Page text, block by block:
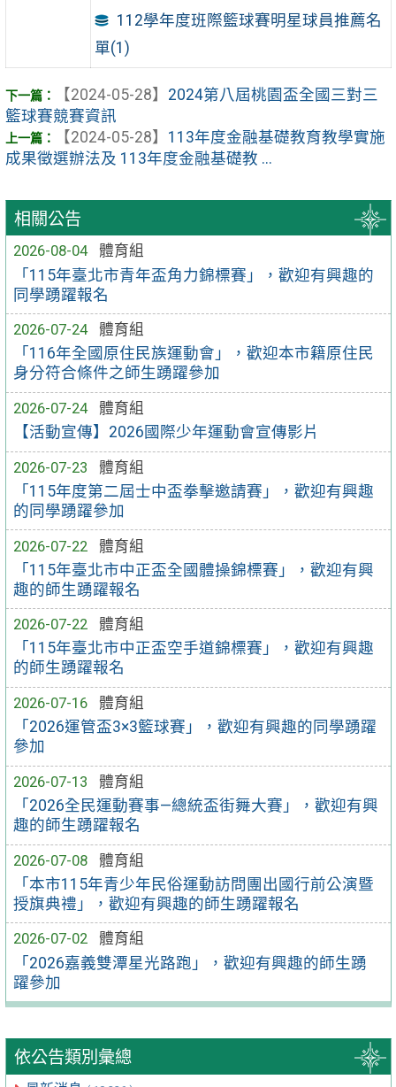
相關公告
2026-08-04
體育組
「115年臺北市青年盃角力錦標賽」，歡迎有興趣的
同學踴躍報名
2026-07-24
體育組
「116年全國原住民族運動會」，歡迎本市籍原住民
身分符合條件之師生踴躍參加
2026-07-24
體育組
【活動宣傳】2026國際少年運動會宣傳影片
2026-07-23
體育組
「115年度第二屆士中盃拳擊邀請賽」，歡迎有興趣
的同學踴躍參加
2026-07-22
體育組
「115年臺北市中正盃全國體操錦標賽」，歡迎有興
趣的師生踴躍報名
2026-07-22
體育組
「115年臺北市中正盃空手道錦標賽」，歡迎有興趣
的師生踴躍報名
2026-07-16
體育組
「2026運管盃3×3籃球賽」，歡迎有興趣的同學踴躍
參加
2026-07-13
體育組
「2026全民運動賽事—總統盃街舞大賽」，歡迎有興
趣的師生踴躍報名
2026-07-08
體育組
「本市115年青少年民俗運動訪問團出國行前公演暨
授旗典禮」，歡迎有興趣的師生踴躍報名
2026-07-02
體育組
「2026嘉義雙潭星光路跑」，歡迎有興趣的師生踴
躍參加
依公告類別彙總
112學年度班際籃球賽明星球員推薦名
單(1)
【2024-05-28】 2024第八屆桃園盃全國三對三
籃球賽競賽資訊
【2024-05-28】 113年度金融基礎教育教學實施
成果徵選辦法及 113年度金融基礎教 ...